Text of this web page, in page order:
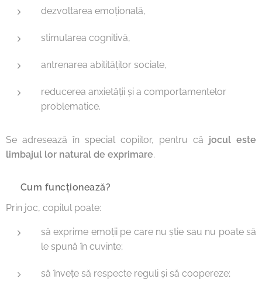
dezvoltarea emoțională,
stimularea cognitivă,
antrenarea abilităților sociale,
reducerea anxietății și a comportamentelor
problematice.
Se adresează în special copiilor, pentru că jocul este
limbajul lor natural de exprimare.
🔹 Cum funcționează?
Prin joc, copilul poate:
să exprime emoții pe care nu știe sau nu poate să
le spună în cuvinte;
să învețe să respecte reguli și să coopereze;